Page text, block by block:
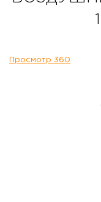
Просмотр 360